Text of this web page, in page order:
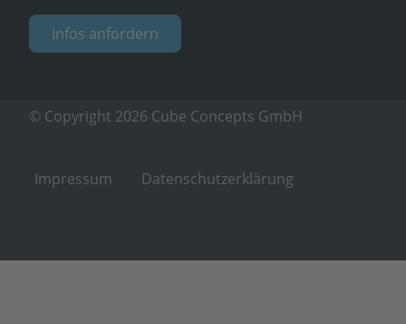
Infos anfordern
© Copyright 2026 Cube Concepts GmbH
Impressum Datenschutzerklärung